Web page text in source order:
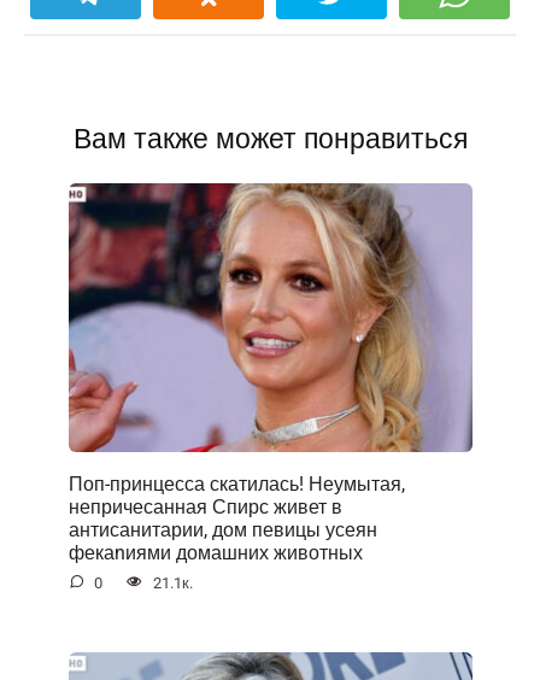
Вам также может понравиться
Поп-принцесса скатилась! Неумытая,
непричесанная Спирс живет в
антисанитарии, дом певицы усеян
фекаnиями домашних животных
0 21.1к.